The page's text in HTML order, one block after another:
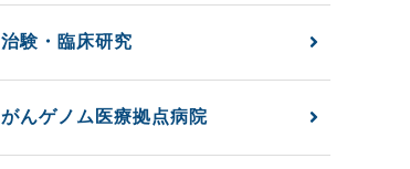
治験・臨床研究
がんゲノム医療拠点病院